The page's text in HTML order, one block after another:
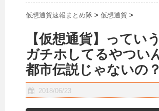
仮想通貨速報まとめ隊 > 仮想通貨 >
【仮想通貨】ってい
ガチホしてるやつい
都市伝説じゃないの？
2018/06/23